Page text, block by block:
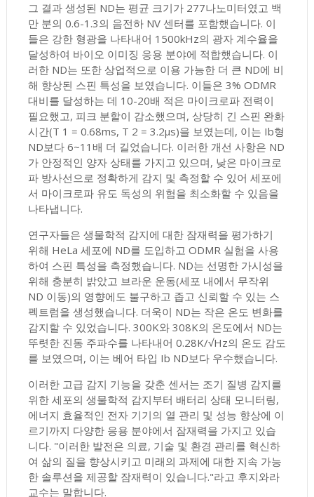
그 결과 생성된 ND는 평균 크기가 277나노미터였고 백
만 분의 0.6-1.3의 음전하 NV 센터를 포함했습니다. 이
들은 강한 형광을 나타내어 1500kHz의 광자 계수율을
달성하여 바이오 이미징 응용 분야에 적합했습니다. 이
러한 ND는 또한 상업적으로 이용 가능한 더 큰 ND에 비
해 향상된 스핀 특성을 보였습니다. 이들은 3% ODMR
대비를 달성하는 데 10-20배 적은 마이크로파 전력이
필요했고, 피크 분할이 감소했으며, 상당히 긴 스핀 완화
시간(T 1 = 0.68ms, T 2 = 3.2µs)을 보였는데, 이는 Ib형
ND보다 6~11배 더 길었습니다. 이러한 개선 사항은 ND
가 안정적인 양자 상태를 가지고 있으며, 낮은 마이크로
파 방사선으로 정확하게 감지 및 측정할 수 있어 세포에
서 마이크로파 유도 독성의 위험을 최소화할 수 있음을
나타냅니다.
연구자들은 생물학적 감지에 대한 잠재력을 평가하기
위해 HeLa 세포에 ND를 도입하고 ODMR 실험을 사용
하여 스핀 특성을 측정했습니다. ND는 선명한 가시성을
위해 충분히 밝았고 브라운 운동(세포 내에서 무작위
ND 이동)의 영향에도 불구하고 좁고 신뢰할 수 있는 스
펙트럼을 생성했습니다. 더욱이 ND는 작은 온도 변화를
감지할 수 있었습니다. 300K와 308K의 온도에서 ND는
뚜렷한 진동 주파수를 나타내어 0.28K/√Hz의 온도 감도
를 보였으며, 이는 베어 타입 Ib ND보다 우수했습니다.
이러한 고급 감지 기능을 갖춘 센서는 조기 질병 감지를
위한 세포의 생물학적 감지부터 배터리 상태 모니터링,
에너지 효율적인 전자 기기의 열 관리 및 성능 향상에 이
르기까지 다양한 응용 분야에서 잠재력을 가지고 있습
니다. "이러한 발전은 의료, 기술 및 환경 관리를 혁신하
여 삶의 질을 향상시키고 미래의 과제에 대한 지속 가능
한 솔루션을 제공할 잠재력이 있습니다."라고 후지와라
교수는 말합니다.